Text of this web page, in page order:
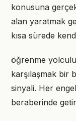
konusuna
alan yaratmak
kısa sürede
öğrenme
karşılaşmak bir
sinyali. Her
beraberinde